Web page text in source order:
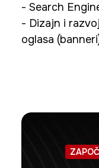
- Search
- Dizajn i
oglasa